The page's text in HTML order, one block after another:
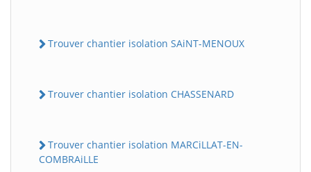
Trouver chantier isolation SAiNT-MENOUX
Trouver chantier isolation CHASSENARD
Trouver chantier isolation MARCiLLAT-EN-
COMBRAiLLE